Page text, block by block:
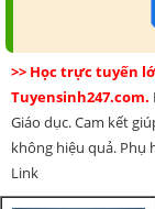
>> Học trực tuyến
Tuyensinh247.com.
Giáo dục. Cam kết
không hiệu quả. Phụ
Link